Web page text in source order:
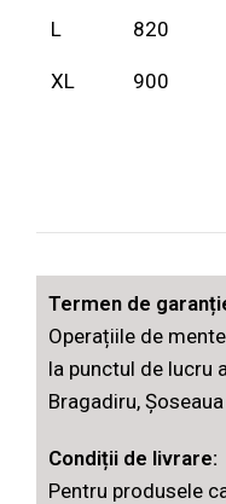
L
XL
820
900
Termen de
Operațiile de
la punctul de lucru
Bragadiru,
Condiții de livrare:
Pentru produsele